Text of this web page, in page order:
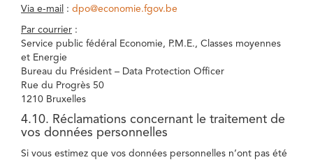
Via e-mail : dpo@economie.fgov.be
Par courrier :
Service public fédéral Economie, P.M.E., Classes moyennes
et Energie
Bureau du Président – Data Protection Officer
Rue du Progrès 50
1210 Bruxelles
4.10. Réclamations concernant le traitement de
vos données personnelles
Si vous estimez que vos données personnelles n’ont pas été